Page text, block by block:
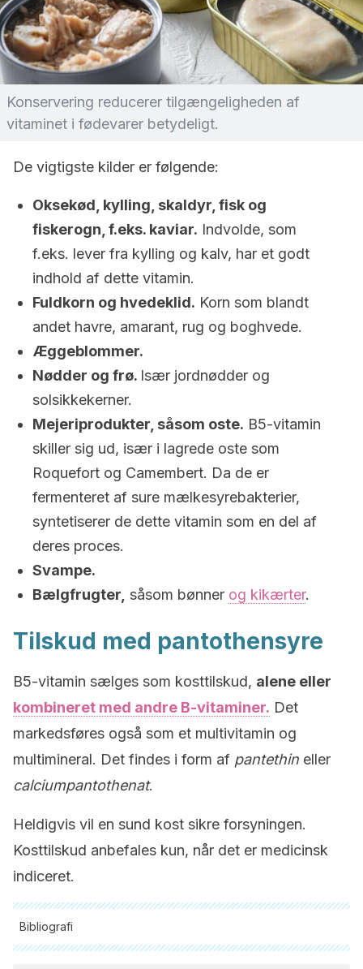
Konservering reducerer tilgængeligheden af
vitaminet i fødevarer betydeligt.
De vigtigste kilder er følgende:
Oksekød, kylling, skaldyr, fisk og
fiskerogn, f.eks. kaviar. Indvolde, som
f.eks. lever fra kylling og kalv, har et godt
indhold af dette vitamin.
Fuldkorn og hvedeklid. Korn som blandt
andet havre, amarant, rug og boghvede.
Æggeblommer.
Nødder og frø. Især jordnødder og
solsikkekerner.
Mejeriprodukter, såsom oste. B5-vitamin
skiller sig ud, især i lagrede oste som
Roquefort og Camembert. Da de er
fermenteret af sure mælkesyrebakterier,
syntetiserer de dette vitamin som en del af
deres proces.
Svampe.
Bælgfrugter, såsom bønner og kikærter.
Tilskud med pantothensyre
B5-vitamin sælges som kosttilskud, alene eller
kombineret med andre B-vitaminer. Det
markedsføres også som et multivitamin og
multimineral. Det findes i form af pantethin eller
calciumpantothenat.
Heldigvis vil en sund kost sikre forsyningen.
Kosttilskud anbefales kun, når det er medicinsk
indiceret.
Bibliografi
Alle citerede kilder blev grundigt gennemgået af vores team